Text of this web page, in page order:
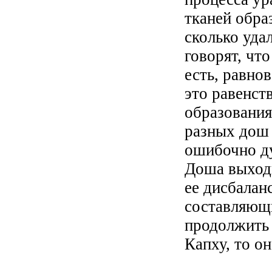
тканей
сколько
говорят,
есть,
это
разных дош
ошибочно
Доша
ее
продолжить
Капху, то